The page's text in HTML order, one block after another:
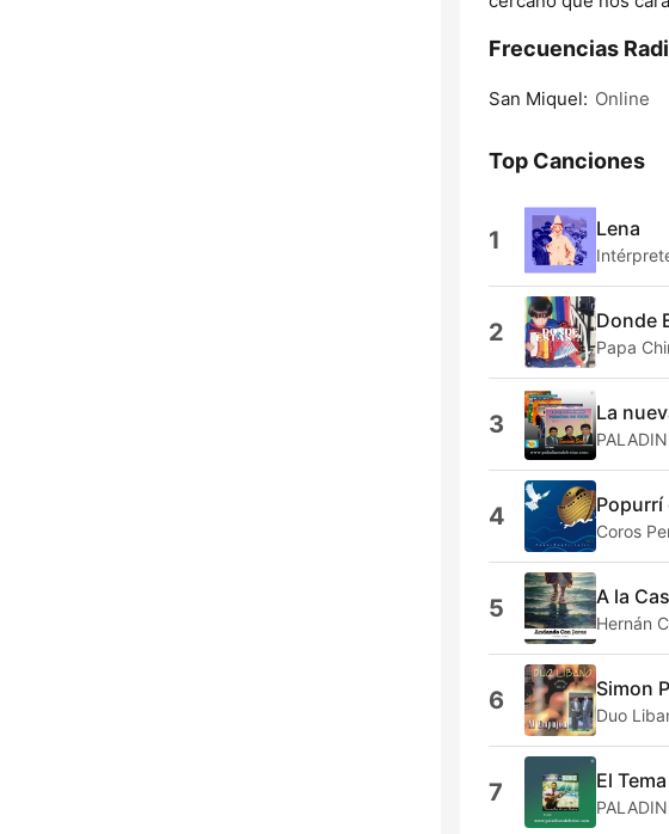
Frecuencias
San Miquel: Online
Top Canciones
1 Lena
2 Donde
Papa
3 La
4 Popurrí
Coros
5 A la
Hernán
6 Simon
Duo
7 El